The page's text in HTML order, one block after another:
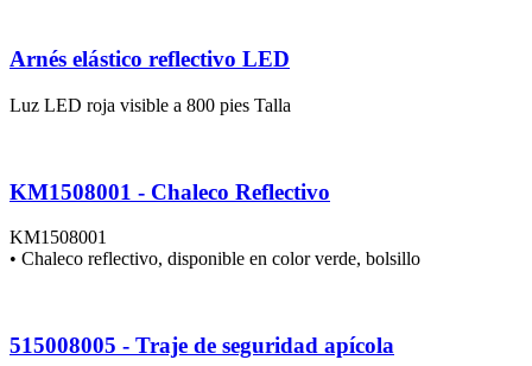
Arnés elástico reflectivo LED
Luz LED roja visible a 800 pies Talla
KM1508001 - Chaleco Reflectivo
KM1508001
• Chaleco reflectivo, disponible en color verde, bolsillo
515008005 - Traje de seguridad apícola